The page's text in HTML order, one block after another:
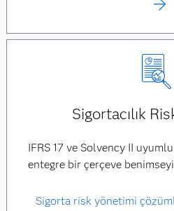
Sigortacılık
IFRS 17 ve Solvency II
entegre bir çerçeve
Sigorta risk yönetimi